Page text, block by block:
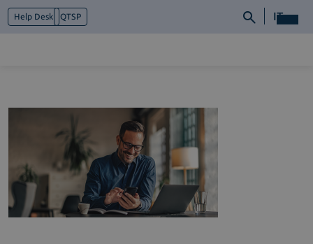
Help Desk QTSP IT
Piattaforme
Industry
News e Media
Contattaci